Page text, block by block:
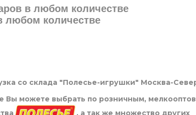
в любом количестве
любом количестве
со склада "Полесье-игрушки" Москва-
Вы можете выбрать по розничным,
, а так же множество других